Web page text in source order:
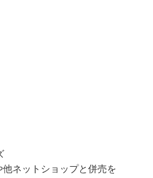
ネットショップと併売を